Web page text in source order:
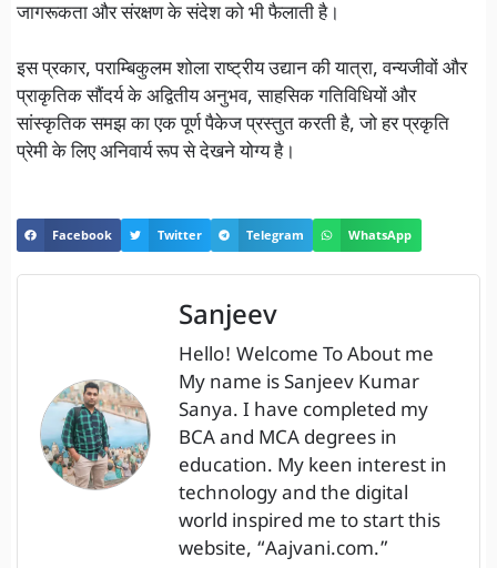
जागरूकता और संरक्षण के संदेश को भी फैलाती है।
इस प्रकार, पराम्बिकुलम शोला राष्ट्रीय उद्यान की यात्रा, वन्यजीवों और
प्राकृतिक सौंदर्य के अद्वितीय अनुभव, साहसिक गतिविधियों और
सांस्कृतिक समझ का एक पूर्ण पैकेज प्रस्तुत करती है, जो हर प्रकृति
प्रेमी के लिए अनिवार्य रूप से देखने योग्य है।
Facebook Twitter Telegram WhatsApp
Sanjeev
Hello! Welcome To About me
My name is Sanjeev Kumar
Sanya. I have completed my
BCA and MCA degrees in
education. My keen interest in
technology and the digital
world inspired me to start this
website, “Aajvani.com.”